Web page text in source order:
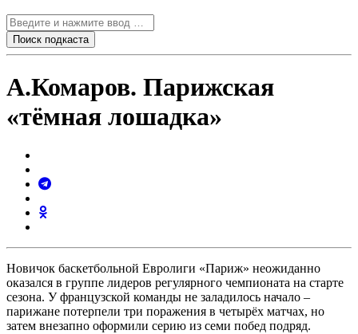
А.Комаров. Парижская
«тёмная лошадка»
Новичок баскетбольной Евролиги «Париж» неожиданно
оказался в группе лидеров регулярного чемпионата на старте
сезона. У французской команды не заладилось начало –
парижане потерпели три поражения в четырёх матчах, но
затем внезапно оформили серию из семи побед подряд.